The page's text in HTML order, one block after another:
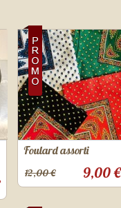
Foulard assorti
9,00 €
12,00 €